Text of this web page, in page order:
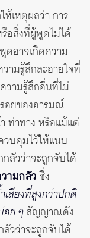
เหตุผลว่า การ
อสิ่งที่ผู้พูดไม่ได้
ดอาจเกิดความ
ามรู้สึกละอายใจที่
วามรู้สึกอื่นที่ไม่
อยของอารมณ์
ท่าทาง หรือแม้แต่
วบคุมไว้ให้แนบ
ลัวว่าจะถูกจับได้
ามกลัวซึ่ง
สียงที่สูงกว่าปกติ
ย ๆสัญญาณดัง
วว่าจะถูกจับได้